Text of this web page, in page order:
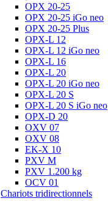
OPX 20-25
OPX 20-25 iGo neo
OPX 20-25 Plus
OPX-L 12
OPX-L 12 iGo neo
OPX-L 16
OPX-L 20
OPX-L 20 iGo neo
OPX-L 20 S
OPX-L 20 S iGo neo
OPX-D 20
OXV 07
OXV 08
EK-X 10
PXV M
PXV 1.200 kg
OCV 01
Chariots tridirectionnels